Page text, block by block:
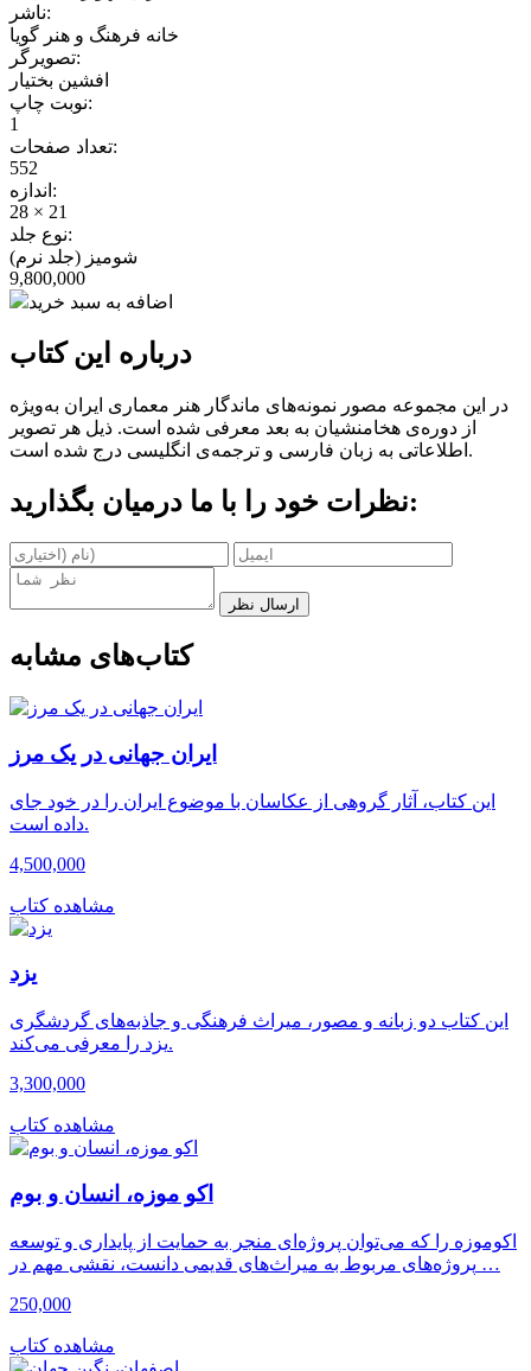
ناشر:
خانه فرهنگ و هنر گویا
تصویرگر:
افشین بختیار
نوبت چاپ:
1
تعداد صفحات:
552
اندازه:
28 × 21
نوع جلد:
شومیز (جلد نرم)
9,800,000
اضافه به سبد خرید
درباره این کتاب
در این مجموعه مصور نمونه‌های ماندگار هنر معماری ایران به‌ویژه
از دوره‌ی هخامنشیان به بعد معرفی شده است. ذیل هر تصویر
اطلاعاتی به زبان فارسی و ترجمه‌ی انگلیسی درج شده است.
نظرات خود را با ما درمیان بگذارید:
ارسال نظر
کتاب‌های مشابه
ایران جهانی در یک مرز
این کتاب، آثار گروهی از عکاسان با موضوع ایران را در خود جای
داده است.
4,500,000
مشاهده کتاب
یزد
این کتاب دو زبانه و مصور، میراث فرهنگی و جاذبه‌های گردشگری
یزد را معرفی می‌کند.
3,300,000
مشاهده کتاب
اکو موزه، انسان و بوم
اکوموزه را که می‌توان پروژه‌ای منجر به حمایت از پایداری و توسعه
پروژه‌های مربوط به میراث‌های قدیمی دانست، نقشی مهم در …
250,000
مشاهده کتاب